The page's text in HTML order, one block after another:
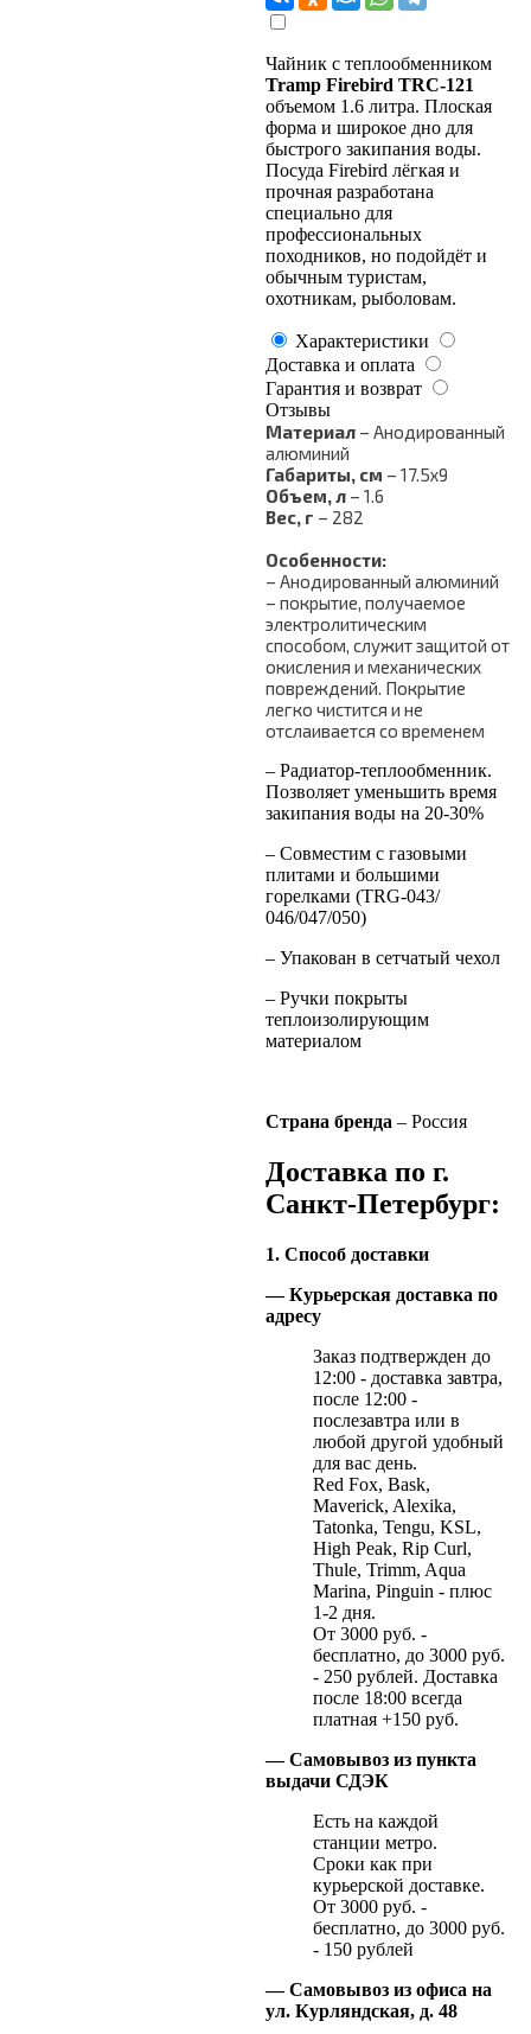
Чайник с теплообменником
Tramp Firebird TRC-121
объемом 1.6 литра. Плоская
форма и широкое дно для
быстрого закипания воды.
Посуда Firebird лёгкая и
прочная разработана
специально для
профессиональных
походников, но подойдёт и
обычным туристам,
охотникам, рыболовам.
Характеристики
Доставка и оплата
Гарантия и возврат
Отзывы
Материал – Анодированный
алюминий
Габариты, см – 17.5х9
Объем, л – 1.6
Вес, г – 282
Особенности:
– Анодированный алюминий
– покрытие, получаемое
электролитическим
способом, служит защитой от
окисления и механических
повреждений. Покрытие
легко чистится и не
отслаивается со временем
– Радиатор-теплообменник.
Позволяет уменьшить время
закипания воды на 20-30%
– Совместим с газовыми
плитами и большими
горелками (TRG-043/
046/047/050)
– Упакован в сетчатый чехол
– Ручки покрыты
теплоизолирующим
материалом
Страна бренда – Россия
Доставка по г.
Санкт-Петербург:
1. Способ доставки
— Курьерская доставка по
адресу
Заказ подтвержден до
12:00 - доставка завтра,
после 12:00 -
послезавтра или в
любой другой удобный
для вас день.
Red Fox, Bask,
Maverick, Alexika,
Tatonka, Tengu, KSL,
High Peak, Rip Curl,
Thule, Trimm, Aqua
Marina, Pinguin - плюс
1-2 дня.
От 3000 руб. -
бесплатно, до 3000 руб.
- 250 рублей. Доставка
после 18:00 всегда
платная +150 руб.
— Самовывоз из пункта
выдачи СДЭК
Есть на каждой
станции метро.
Сроки как при
курьерской доставке.
От 3000 руб. -
бесплатно, до 3000 руб.
- 150 рублей
— Самовывоз из офиса на
ул. Курляндская, д. 48